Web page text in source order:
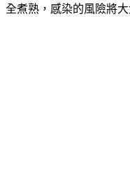
全煮熟，感染的風險將大